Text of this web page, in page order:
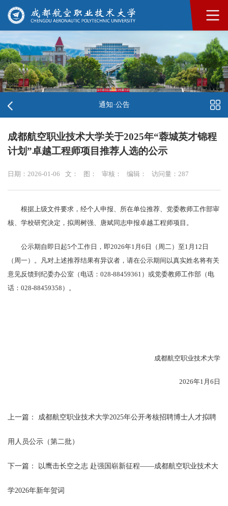
通知·公告
成都航空职业技术大学关于2025年“蓉城英才锦程
计划”卓越工程师项目推荐人选的公示
日期：2026-01-06 文： 图： 审核： 编辑： 访问量： 287
根据上级文件要求，经个人申报、所在单位推荐、党委教师工作部审
核、学校研究决定，拟周树强、唐斌同志申报卓越工程师项目。
公示期自即日起5个工作日，即2026年1月6日（周二）至1月12日
（周一）。凡对上述推荐结果有异议者，请在公示期间以真实姓名将有关
意见反馈到纪委办公室（电话：028-88459361）或党委教师工作部（电
话：028-88459358）。
成都航空职业技术大学
2026年1月6日
上一篇： 成都航空职业技术大学2025年公开考核招聘博士人才拟聘
用人员公示（第二批）
下一篇： 以鹰击长空之志 赴强国崭新征程——成都航空职业技术大
学2026年新年贺词